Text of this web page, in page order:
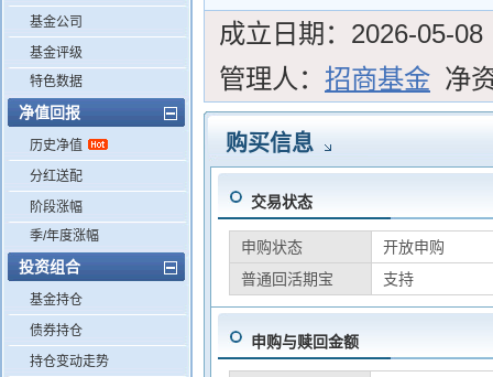
基金公司
基金评级
特色数据
净值回报
历史净值
分红送配
阶段涨幅
季/年度涨幅
投资组合
基金持仓
债券持仓
持仓变动走势
成立日期： 2026-05-08
管理人： 招商基金 净
购买信息
交易状态
申购状态
开放申购
普通回活期宝
支持
申购与赎回金额